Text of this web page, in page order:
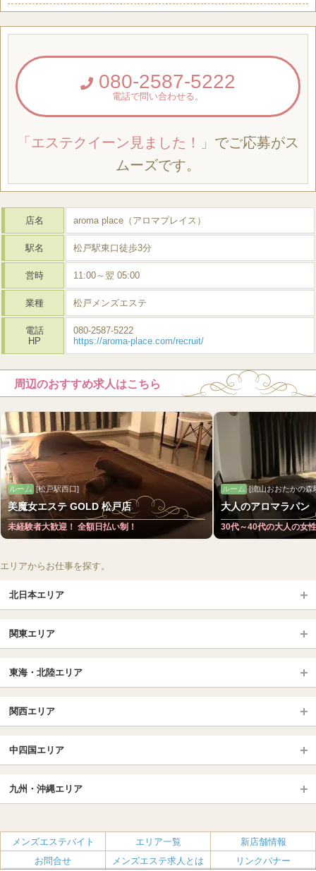
080-2587-5222
電話で問い合わせる。
「エステクイーン見ました！」 でご応募がス
ムーズです。
店名 aroma place（アロマプレイス）
駅名 松戸駅東口徒歩3分
営時 11:00～翌 05:00
業種 松戸メンズエステ
電話
HP
080-2587-5222
https://aroma-place.com/recruit/
周辺のおすすめ求人はこちら
ルーム [松戸駅西口]
美魔女エステ GOLD 松戸店
未経験者大歓迎！ 全額日払い制！
ルーム [流山おおたかの森
大人のアロマラパ
30代～40代の大人の女
エリアからお仕事を探す。
北日本エリア
北海道（札幌・旭川・函館）
青森
岩手 (盛岡・北上)
福島 (いわき・郡山)
山形
長野・松本・上田
群馬（伊勢崎・高崎・前橋）
関東エリア
大宮・浦和・川口
越谷・春日部
千葉TOP
松戸・柏
池袋・大塚
新宿
恵比寿・目黒・自由が丘
赤坂・麻布・六本木
品川・五反田・蒲田
銀座・東京・新橋
東海・北陸エリア
愛知（名古屋）
岐阜県
北陸
名古屋TOP
丸の内・久屋・高岳
大須・上前津・鶴舞
新栄町・東新町
千種・今池・黒川・大曽根
関西エリア
京都駅・伏見区
烏丸御池駅
四条烏丸・河原町・祇園四条
三条・京都市役所前
大阪エリア
梅田・北新地
肥後橋・淀屋橋・北浜
中四国エリア
広島
岡山
香川（高松）
愛媛（松山）
徳島
高知
九州・沖縄エリア
福岡
佐賀
長崎
熊本
メンズエステバイト エリア一覧
新店舗情報
お問合せ
メンズエステ求人とは リンクバナー